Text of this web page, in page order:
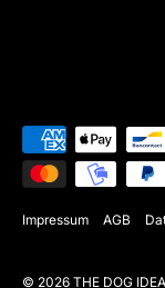
Impressum AGB
© 2026 THE DOG IDEA